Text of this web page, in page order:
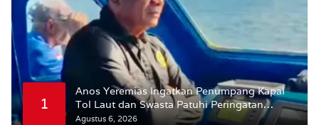
1
Anos Yeremias Ingatkan Penumpang Kapal
Tol Laut dan Swasta Patuhi Peringatan
BMKG
Agustus 6, 2026